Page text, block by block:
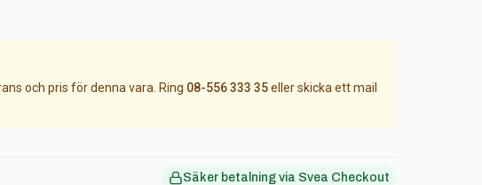
och pris för denna vara. Ring 08-556 333 35eller skicka ett mail
Säker betalning via Svea Checkout